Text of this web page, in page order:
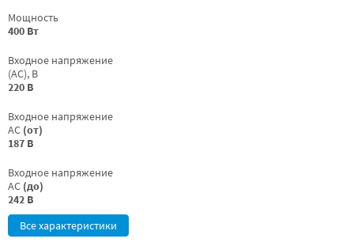
Мощность
400 Вт
Входное напряжение
(AC), В
220 В
Входное напряжение
AC (от)
187 В
Входное напряжение
AC (до)
242 В
Все характеристики